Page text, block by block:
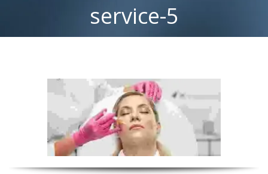
service-5